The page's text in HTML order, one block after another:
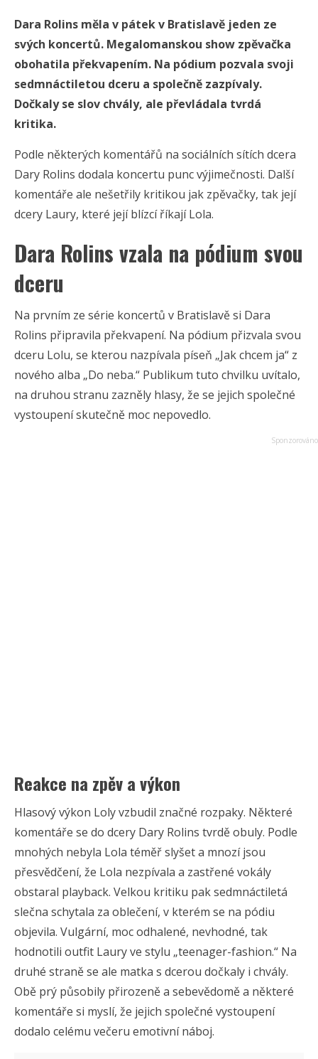
Dara Rolins měla v pátek v Bratislavě jeden ze
svých koncertů. Megalomanskou show zpěvačka
obohatila překvapením. Na pódium pozvala svoji
sedmnáctiletou dceru a společně zazpívaly.
Dočkaly se slov chvály, ale převládala tvrdá
kritika.
Podle některých komentářů na sociálních sítích dcera
Dary Rolins dodala koncertu punc výjimečnosti. Další
komentáře ale nešetřily kritikou jak zpěvačky, tak její
dcery Laury, které její blízcí říkají Lola.
Dara Rolins vzala na pódium svou
dceru
Na prvním ze série koncertů v Bratislavě si Dara
Rolins připravila překvapení. Na pódium přizvala svou
dceru Lolu, se kterou nazpívala píseň „Jak chcem ja“ z
nového alba „Do neba.“ Publikum tuto chvilku uvítalo,
na druhou stranu zazněly hlasy, že se jejich společné
vystoupení skutečně moc nepovedlo.
Reakce na zpěv a výkon
Hlasový výkon Loly vzbudil značné rozpaky. Některé
komentáře se do dcery Dary Rolins tvrdě obuly. Podle
mnohých nebyla Lola téměř slyšet a mnozí jsou
přesvědčení, že Lola nezpívala a zastřené vokály
obstaral playback. Velkou kritiku pak sedmnáctiletá
slečna schytala za oblečení, v kterém se na pódiu
objevila. Vulgární, moc odhalené, nevhodné, tak
hodnotili outfit Laury ve stylu „teenager-fashion.“ Na
druhé straně se ale matka s dcerou dočkaly i chvály.
Obě prý působily přirozeně a sebevědomě a některé
komentáře si myslí, že jejich společné vystoupení
dodalo celému večeru emotivní náboj.